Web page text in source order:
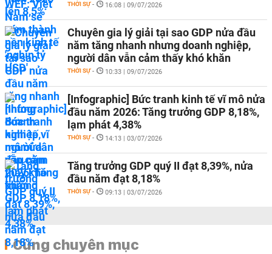
THỜI SỰ - 16:08 | 09/07/2026
Chuyên gia lý giải tại sao GDP nửa đầu
năm tăng nhanh nhưng doanh nghiệp,
người dân vẫn cảm thấy khó khăn
THỜI SỰ - 10:33 | 09/07/2026
[Infographic] Bức tranh kinh tế vĩ mô nửa
đầu năm 2026: Tăng trưởng GDP 8,18%,
lạm phát 4,38%
THỜI SỰ - 14:13 | 03/07/2026
Tăng trưởng GDP quý II đạt 8,39%, nửa
đầu năm đạt 8,18%
THỜI SỰ - 09:13 | 03/07/2026
Cùng chuyên mục